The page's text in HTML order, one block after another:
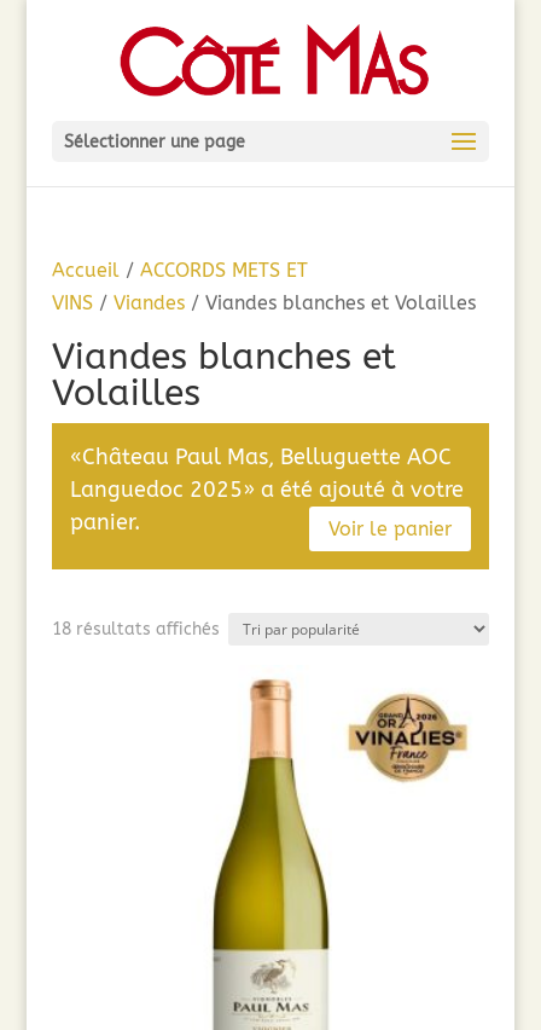
Sélectionner une page
Accueil/ ACCORDS METS ET
VINS/ Viandes/ Viandes blanches et Volailles
Viandes blanches et
Volailles
«Château Paul Mas, Belluguette AOC
Languedoc 2025» a été ajouté à votre
panier.
Voir le panier
18 résultats affichésTrié
popularité